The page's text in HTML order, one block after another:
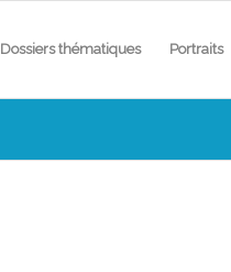
Dossiers thématiques Portraits